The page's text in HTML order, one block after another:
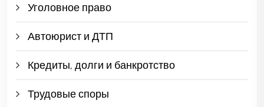
Уголовное право
Автоюрист и ДТП
Кредиты, долги и банкротство
Трудовые споры